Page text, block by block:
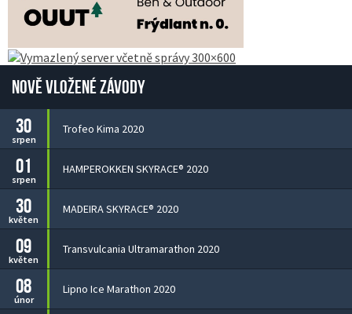
Nově vložené závody
30
srpen
Trofeo Kima 2020
01
srpen
HAMPEROKKEN SKYRACE® 2020
30
květen
MADEIRA SKYRACE® 2020
09
květen
Transvulcania Ultramarathon 2020
08
únor
Lipno Ice Marathon 2020